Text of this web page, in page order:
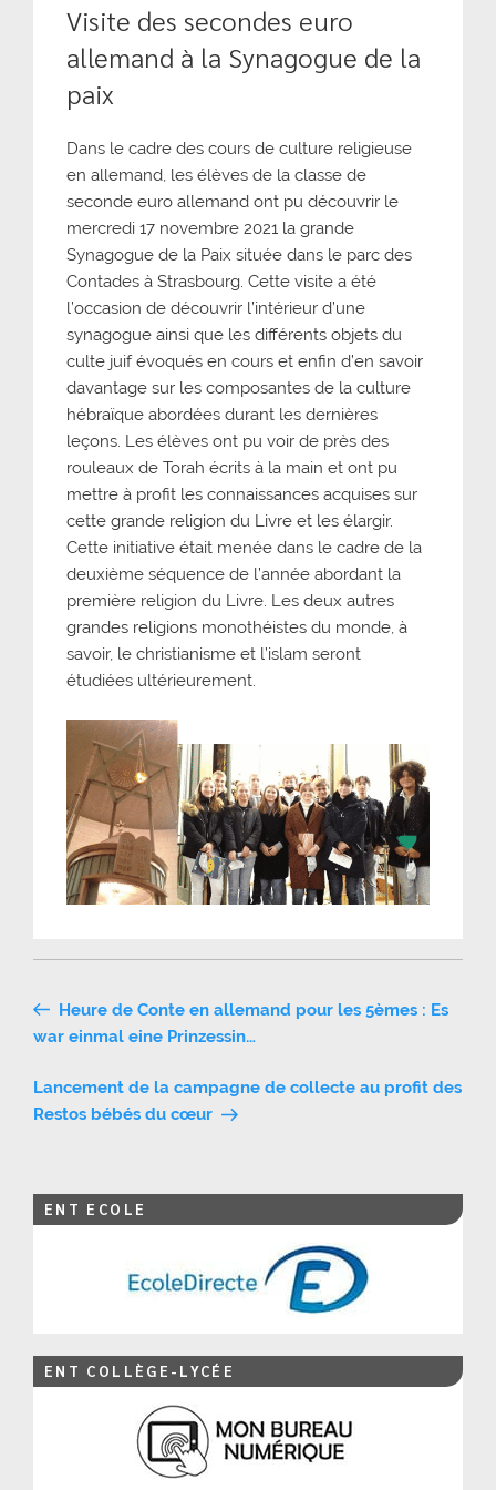
Visite des secondes euro
allemand à la Synagogue de la
paix
Dans le cadre des cours de culture religieuse
en allemand, les élèves de la classe de
seconde euro allemand ont pu découvrir le
mercredi 17 novembre 2021 la grande
Synagogue de la Paix située dans le parc des
Contades à Strasbourg. Cette visite a été
l’occasion de découvrir l’intérieur d’une
synagogue ainsi que les différents objets du
culte juif évoqués en cours et enfin d’en savoir
davantage sur les composantes de la culture
hébraïque abordées durant les dernières
leçons. Les élèves ont pu voir de près des
rouleaux de Torah écrits à la main et ont pu
mettre à profit les connaissances acquises sur
cette grande religion du Livre et les élargir.
Cette initiative était menée dans le cadre de la
deuxième séquence de l’année abordant la
première religion du Livre. Les deux autres
grandes religions monothéistes du monde, à
savoir, le christianisme et l’islam seront
étudiées ultérieurement.
Navigation
de
l’article
Heure de Conte en allemand pour les 5èmes : Es
war einmal eine Prinzessin…
Lancement de la campagne de collecte au profit des
Restos bébés du cœur
ENT ECOLE
ENT COLLÈGE-LYCÉE